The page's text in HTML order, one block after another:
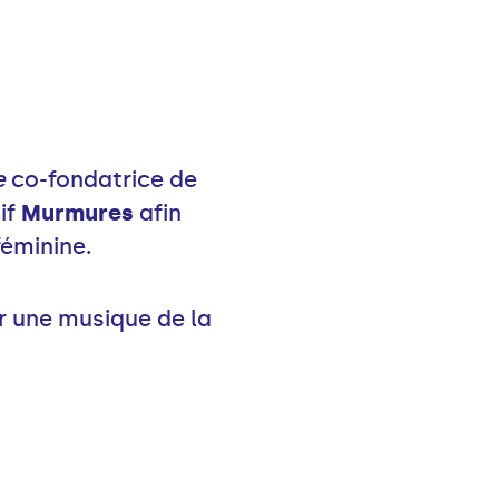
co-fondatrice de
Murmures afin
une musique de la